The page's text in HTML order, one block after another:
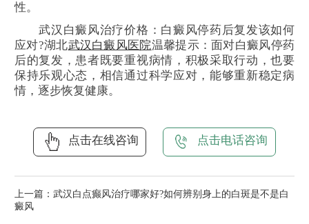
性。
武汉白癜风治疗价格：白癜风停药后复发该如何
应对?湖北武汉白癜风医院温馨提示：面对白癜风停药
后的复发，患者既要重视病情，积极采取行动，也要
保持乐观心态，相信通过科学应对，能够重新稳定病
情，逐步恢复健康。
点击在线咨询 点击电话咨询
上一篇： 武汉白点癫风治疗哪家好?如何辨别身上的白斑是不是白
癜风